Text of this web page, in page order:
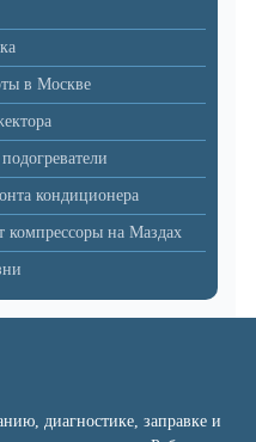
в Москве
кондиционера
компрессоры на Маздах
диагностике, заправке и